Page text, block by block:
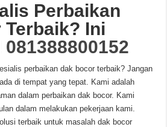
Perbaikan
Ini
081388800152
perbaikan dak bocor terbaik? Jangan
di tempat yang tepat. Kami adalah
dalam perbaikan dak bocor. Kami
dalam melakukan pekerjaan kami.
terbaik untuk masalah dak bocor